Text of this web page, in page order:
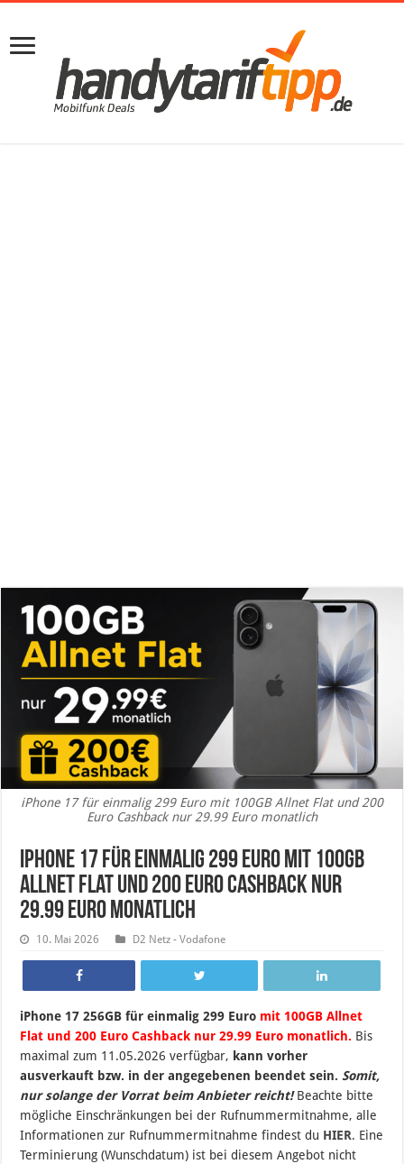
iPhone 17 für einmalig 299 Euro mit 100GB Allnet Flat und 200
Euro Cashback nur 29.99 Euro monatlich
iPhone 17 für einmalig 299 Euro mit 100GB
Allnet Flat und 200 Euro Cashback nur
29.99 Euro monatlich
10. Mai 2026 D2 Netz - Vodafone
iPhone 17 256GB für einmalig 299 Euro mit 100GB Allnet
Flat und 200 Euro Cashback nur 29.99 Euro monatlich. Bis
maximal zum 11.05.2026 verfügbar, kann vorher
ausverkauft bzw. in der angegebenen beendet sein. Somit,
nur solange der Vorrat beim Anbieter reicht! Beachte bitte
mögliche Einschränkungen bei der Rufnummermitnahme, alle
Informationen zur Rufnummermitnahme findest du HIER. Eine
Terminierung (Wunschdatum) ist bei diesem Angebot nicht